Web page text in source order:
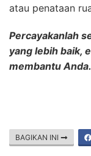
atau penataan
Percayakanlah
yang lebih baik,
membantu Anda.
BAGIKAN INI